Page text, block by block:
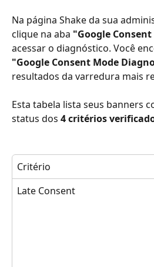
Na página Shake da sua
clique na aba "Google
acessar o diagnóstico. Você
"Google Consent Mode
resultados da varredura mais
Esta tabela lista seus banners
status dos 4 critérios
Critério
Late Consent